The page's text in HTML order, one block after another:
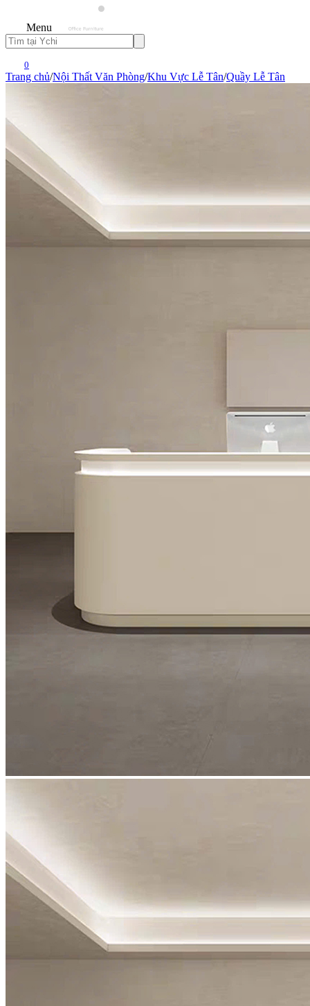
Menu
0
Trang chủ/Nội Thất Văn Phòng/Khu Vực Lễ Tân/Quầy Lễ Tân